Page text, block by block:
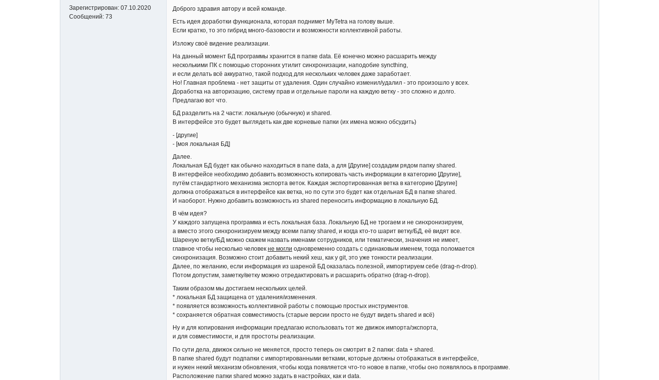
Зарегистрирован: 07.10.2020
Сообщений: 73
Доброго здравия автору и всей команде.
Есть идея доработки функционала, которая поднимет MyTetra на голову выше.
Если кратко, то это гибрид много-базовости и возможности коллективной работы.
Изложу своё видение реализации.
На данный момент БД программы хранится в папке data. Её конечно можно расшарить между
несколькими ПК с помощью сторонних утилит синхронизации, наподобие syncthing,
и если делать всё аккуратно, такой подход для нескольких человек даже заработает.
Но! Главная проблема - нет защиты от удаления. Один случайно изменил/удалил - это произошло у всех.
Доработка на авторизацию, систему прав и отдельные пароли на каждую ветку - это сложно и долго.
Предлагаю вот что.
БД разделить на 2 части: локальную (обычную) и shared.
В интерфейсе это будет выглядеть как две корневые папки (их имена можно обсудить)
- [другие]
- [моя локальная БД]
Далее.
Локальная БД будет как обычно находиться в папе data, а для [Другие] создадим рядом папку shared.
В интерфейсе необходимо добавить возможность копировать часть информации в категорию [Другие],
путём стандартного механизма экспорта веток. Каждая экспортированная ветка в категорию [Другие]
должна отображаться в интерфейсе как ветка, но по сути это будет как отдельная БД в папке shared.
И наоборот. Нужно добавить возможность из shared переносить информацию в локальную БД.
В чём идея?
У каждого запущена программа и есть локальная база. Локальную БД не трогаем и не синхронизируем,
а вместо этого синхронизируем между всеми папку shared, и когда кто-то шарит ветку/БД, её видят все.
Шареную ветку/БД можно скажем назвать именами сотрудников, или тематически, значения не имеет,
главное чтобы несколько человек не могли одновременно создать с одинаковым именем, тогда поломается
синхронизация. Возможно стоит добавить некий хеш, как у git, это уже тонкости реализации.
Далее, по желанию, если информация из шареной БД оказалась полезной, импортируем себе (drag-n-drop).
Потом допустим, заметку/ветку можно отредактировать и расшарить обратно (drag-n-drop).
Таким образом мы достигаем нескольких целей.
* локальная БД защищена от удаления/изменения.
* появляется возможность коллективной работы с помощью простых инструментов.
* сохраняется обратная совместимость (старые версии просто не будут видеть shared и всё)
Ну и для копирования информации предлагаю использовать тот же движок импорта/экспорта,
и для совместимости, и для простоты реализации.
По сути дела, движок сильно не меняется, просто теперь он смотрит в 2 папки: data + shared.
В папке shared будут подпапки с импортированными ветками, которые должны отображаться в интерфейсе,
и нужен некий механизм обновления, чтобы когда появляется что-то новое в папке, чтобы оно появлялось в программе.
Расположение папки shared можно задать в настройках, как и data.